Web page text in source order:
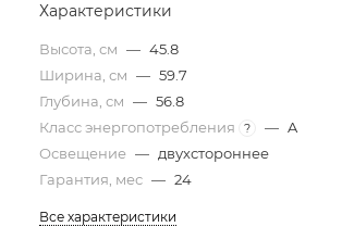
Характеристики
Высота, см — 45.8
Ширина, см — 59.7
Глубина, см — 56.8
Класс энергопотребления
? — A
Освещение — двухстороннее
Гарантия, мес — 24
Все характеристики